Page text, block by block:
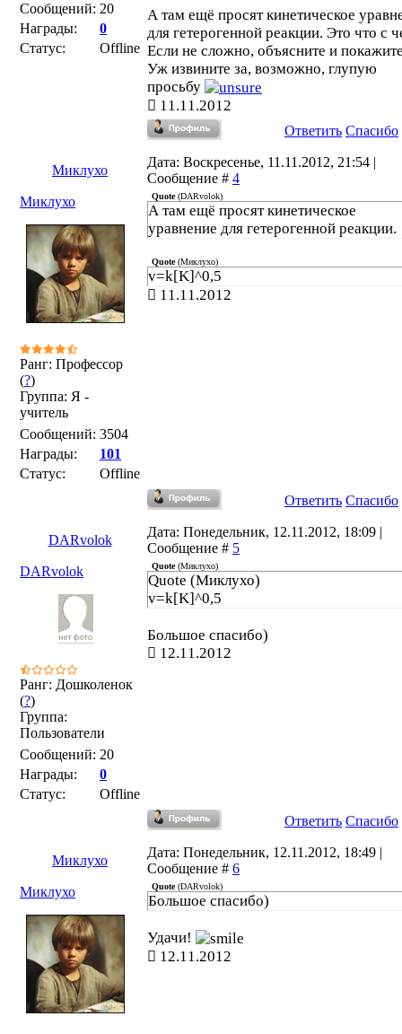
Сообщений: 20
Награды:
0
Статус:
Offline
А там ещё просят кинетическое
для гетерогенной реакции. Это что с
Если не сложно, объясните и
Уж извините за, возможно, глупую
просьбу
11.11.2012
Ответить Спасибо
Миклухо
Дата: Воскресенье, 11.11.2012, 21:54 |
Сообщение # 4
Миклухо
Ранг: Профессор
(?)
Группа: Я -
учитель
Сообщений: 3504
Награды:
101
Статус:
Offline
Quote(DARvolok)
А там ещё просят кинетическое
уравнение для гетерогенной реакции.
Quote(Миклухо)
v=k[K]^0,5
11.11.2012
Ответить Спасибо
DARvolok
Дата: Понедельник, 12.11.2012, 18:09 |
Сообщение # 5
DARvolok
Ранг: Дошколенок
(?)
Группа:
Пользователи
Сообщений: 20
Награды:
0
Статус:
Offline
Quote(Миклухо)
Quote (Миклухо)
v=k[K]^0,5
Большое спасибо)
12.11.2012
Ответить Спасибо
Миклухо
Дата: Понедельник, 12.11.2012, 18:49 |
Сообщение # 6
Миклухо
Quote(DARvolok)
Большое спасибо)
Удачи!
12.11.2012